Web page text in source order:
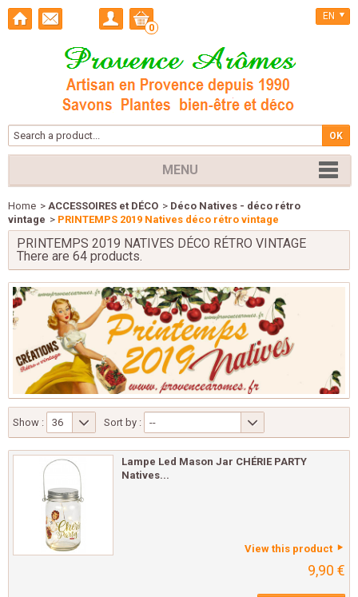
0
EN
MENU
Home > ACCESSOIRES et DÉCO > Déco Natives - déco rétro
vintage > PRINTEMPS 2019 Natives déco rétro vintage
PRINTEMPS 2019 NATIVES DÉCO RÉTRO VINTAGE
There are 64 products.
Show : 36 Sort by : --
Lampe Led Mason Jar CHÉRIE PARTY
Natives...
View this product
9,90 €